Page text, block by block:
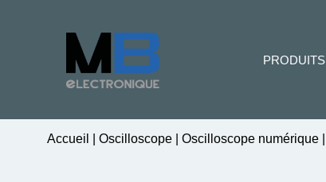
Accueil Oscilloscope Oscilloscope numérique
PRODUITS